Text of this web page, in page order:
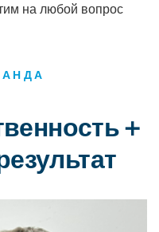
на любой вопрос
＋